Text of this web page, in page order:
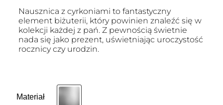
Nausznica z cyrkoniami to fantastyczny
element biżuterii, który powinien znaleźć się w
kolekcji każdej z pań. Z pewnością świetnie
nada się jako prezent, uświetniając uroczystość
rocznicy czy urodzin.
Materiał